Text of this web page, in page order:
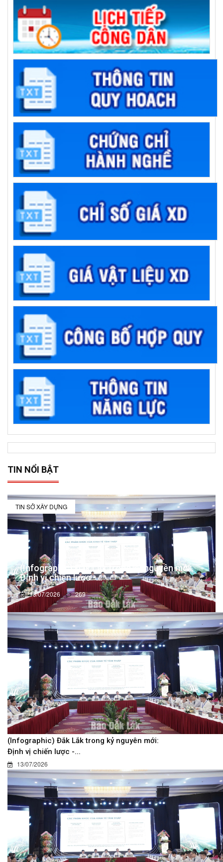
TIN NỔI BẬT
TIN SỞ XÂY DỰNG
(Infographic) Đắk Lắk trong kỷ nguyên mới:
Định vị chiến lược -...
13/07/2026 269
(Infographic) Đắk Lắk trong kỷ nguyên mới:
Định vị chiến lược -...
13/07/2026